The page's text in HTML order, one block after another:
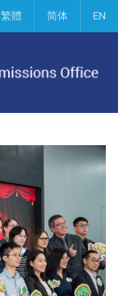
繁體 简体 EN